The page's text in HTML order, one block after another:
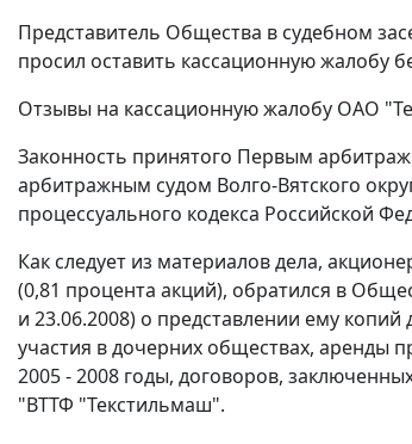
Представитель Общества в судебном
просил оставить кассационную жалобу
Отзывы на кассационную жалобу ОАО
Законность принятого Первым
арбитражным судом Волго-Вятского
процессуального кодекса Российской
Как следует из материалов дела,
(0,81 процента акций), обратился в
и 23.06.2008) о представлении ему
участия в дочерних обществах, аренды
2005 - 2008 годы, договоров,
"ВТТФ "Текстильмаш".